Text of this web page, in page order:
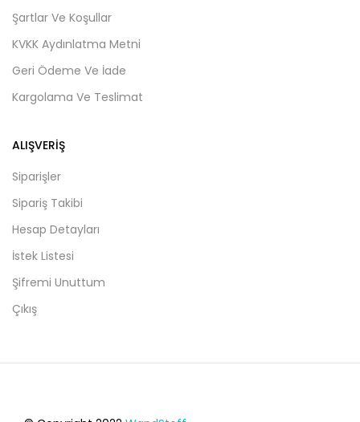
Şartlar Ve Koşullar
KVKK Aydınlatma Metni
Geri Ödeme Ve İade
Kargolama Ve Teslimat
ALIŞVERIŞ
Siparişler
Sipariş Takibi
Hesap Detayları
İstek Listesi
Şifremi Unuttum
Çıkış